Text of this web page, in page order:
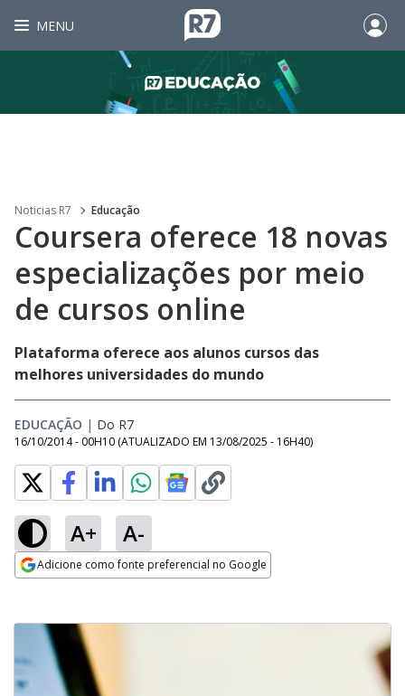
MENU
Noticias R7 Educação
Coursera oferece 18 novas
especializações por meio
de cursos online
Plataforma oferece aos alunos cursos das
melhores universidades do mundo
EDUCAÇÃO | Do R7
16/10/2014 - 00H10 (ATUALIZADO EM 13/08/2025 - 16H40)
A+ A-
Adicione como fonte preferencial no Google